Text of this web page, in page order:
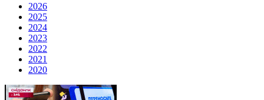
2026
2025
2024
2023
2022
2021
2020